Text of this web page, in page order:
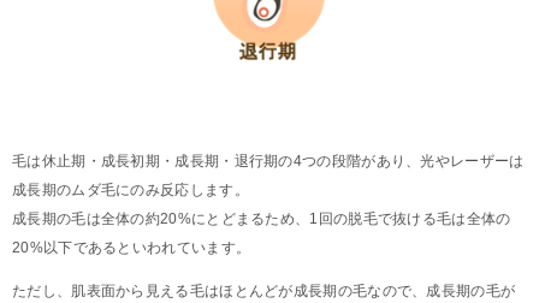
毛は休止期・成長初期・成長期・退行期の4つの段階があり、光やレーザーは
成長期のムダ毛にのみ反応します。
成長期の毛は全体の約20%にとどまるため、1回の脱毛で抜ける毛は全体の
20%以下であるといわれています。
ただし、肌表面から見える毛はほとんどが成長期の毛なので、成長期の毛が